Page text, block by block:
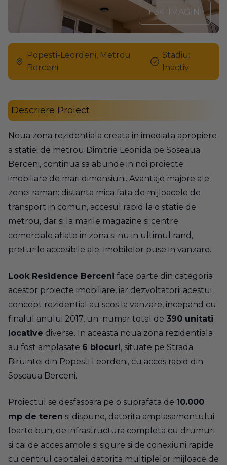
+ 34 IMAGINI
Popesti-Leordeni, Metrou
Berceni
Stadiu:
Inactiv
Descriere Proiect
Noua zona rezidentiala creata in imediata apropiere
a statiei de metrou Dimitrie Leonida pe Soseaua
Berceni, continua sa abunde in noi proiecte
imobiliare de mari dimensiuni. Avantaje majore ale
zonei raman: distanta mica fata de mijloacele de
transport in comun, accesul rapid la o statie de
metrou, dar si la marile magazine si centre
comerciale aflate in zona si nu in ultimul rand,
preturile accesibile ale imobilelor puse in vanzare.
Look Residence Berceni face parte din categoria
acestor proiecte imobiliare, iar dezvoltatorii acestui
concept rezidential au scos la vanzare, incepand cu
finalul anului 2017, un numar total de 390 unitati
locative diverse. In aceasta noua zona rezidentiala
au fost amplasate 6 blocuri, situate pe Strada
Biruintei din Popesti Leordeni, cu acces rapid din
Soseaua Berceni.
Proiectul se desfasoara pe o suprafata de 10.000
mp de teren si dispune, datorita amplasamentului
foarte bun, de infrastructura completa cu drumuri
si cai de acces ample si sigure si de conexiuni rapide
cu centrul capitalei, datorita multiplelor mijloace de